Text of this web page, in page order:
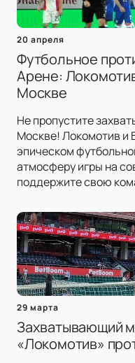
20 апреля
Футбольное
Арене:
Москве
Не пропустите
Москве! Локомотив и
эпическом
атмосферу игры на
поддержите свою
29 марта
Захватывающий
«Локомотив»